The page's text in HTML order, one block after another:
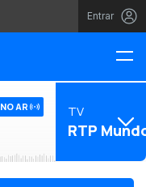
Entrar
NO AR TV
RTP